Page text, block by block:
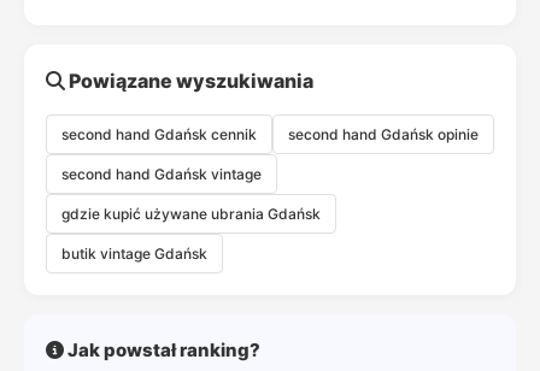
Powiązane wyszukiwania
second hand Gdańsk cennik second hand Gdańsk opinie
second hand Gdańsk vintage
gdzie kupić używane ubrania Gdańsk
butik vintage Gdańsk
Jak powstał ranking?